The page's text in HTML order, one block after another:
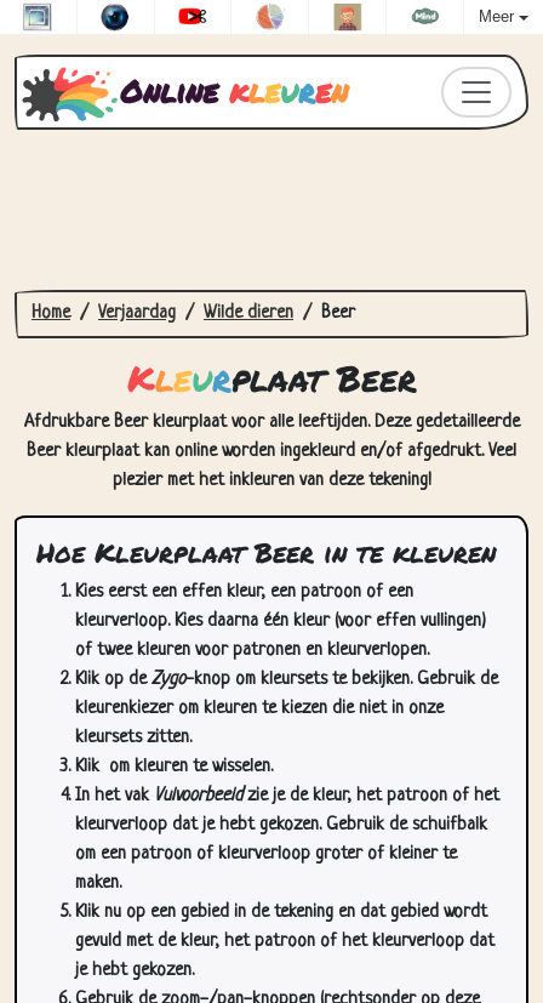
Meer
Online kleuren
Home Verjaardag Wilde dieren Beer
Kleurplaat Beer
Afdrukbare Beer kleurplaat voor alle leeftijden. Deze gedetailleerde
Beer kleurplaat kan online worden ingekleurd en/of afgedrukt. Veel
plezier met het inkleuren van deze tekening!
Hoe Kleurplaat Beer in te kleuren
Kies eerst een effen kleur, een patroon of een
kleurverloop. Kies daarna één kleur (voor effen vullingen)
of twee kleuren voor patronen en kleurverlopen.
Klik op deZygo-knop om kleursets te bekijken. Gebruik de
kleurenkiezer om kleuren te kiezen die niet in onze
kleursets zitten.
Klik om kleuren te wisselen.
In het vak Vulvoorbeeldzie je de kleur, het patroon of het
kleurverloop dat je hebt gekozen. Gebruik de schuifbalk
om een patroon of kleurverloop groter of kleiner te
maken.
Klik nu op een gebied in de tekening en dat gebied wordt
gevuld met de kleur, het patroon of het kleurverloop dat
je hebt gekozen.